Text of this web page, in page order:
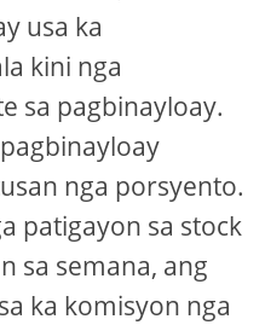
usa ka
kini nga
sa pagbinayloay.
nga porsyento.
patigayon sa stock
sa semana, ang
ka komisyon nga